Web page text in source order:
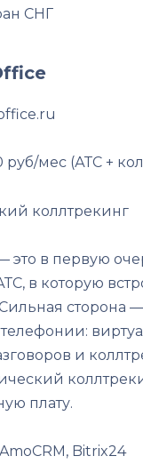
СНГ
руб/мес (АТС +
коллтрекинг
это в первую
в которую
сторона
и
плату.
AmoCRM, Bitrix24